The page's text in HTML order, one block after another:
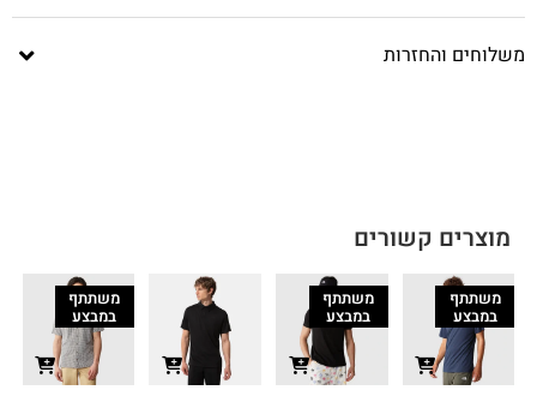
משלוחים והחזרות
מוצרים קשורים
משתתף
במבצע
משתתף
במבצע
משתתף
במבצע